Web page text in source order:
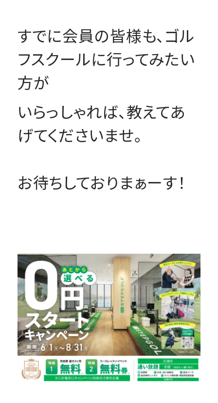
すでに会員の皆様も、ゴル
フスクールに行ってみたい
方が
いらっしゃれば、教えてあ
げてくださいませ。
お待ちしておりまぁーす！